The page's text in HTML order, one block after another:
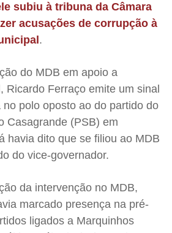
subiu à tribuna da Câmara
acusações de corrupção à
.
do MDB em apoio a
Ricardo Ferraço emite um sinal
polo oposto ao do partido do
Casagrande (PSB) em
havia dito que se filiou ao MDB
do vice-governador.
da intervenção no MDB,
marcado presença na pré-
ligados a Marquinhos